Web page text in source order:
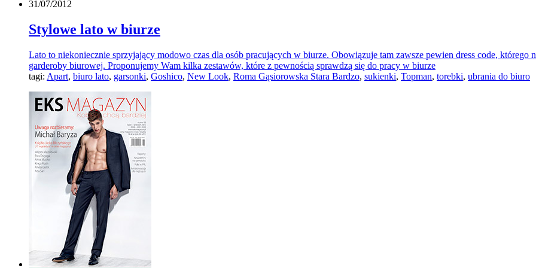
31/07/2012
Stylowe lato w biurze
Lato to niekoniecznie sprzyjający modowo czas dla osób pracujących w biurze. Obowiązuje tam zawsze pewien dress code, którego
garderoby biurowej. Proponujemy Wam kilka zestawów, które z pewnością sprawdzą się do pracy w biurze
tagi: Apart, biuro lato, garsonki, Goshico, New Look, Roma Gąsiorowska Stara Bardzo, sukienki, Topman, torebki, ubrania do biuro